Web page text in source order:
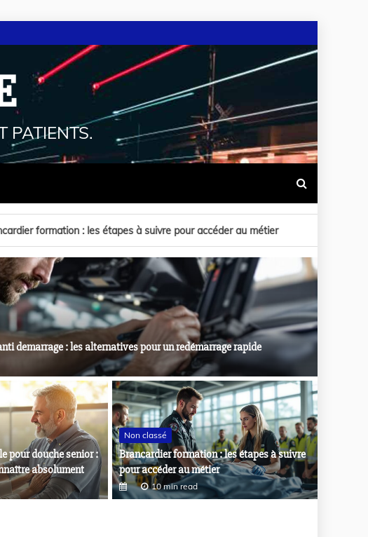
PATIENTS.
pour accéder au métier Aspa remboursement : les 7 exceptions
: les 7 exceptions à connaître pour protéger son héritage
demarrage : les alternatives pour un redémarrage rapide
pour douche senior :
absolument
Non classé
Brancardier formation : les étapes à suivre
pour accéder au métier
10 min read